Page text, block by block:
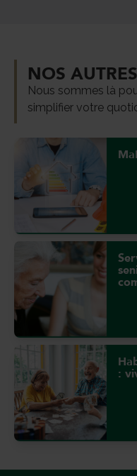
NOS
Nous sommes là
simplifier votre
: